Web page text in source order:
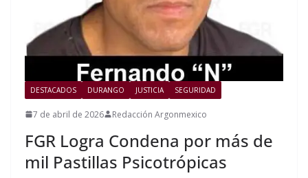
DESTACADOS DURANGO JUSTICIA SEGURIDAD
7 de abril de 2026 Redacción Argonmexico
FGR Logra Condena por más de
mil Pastillas Psicotrópicas